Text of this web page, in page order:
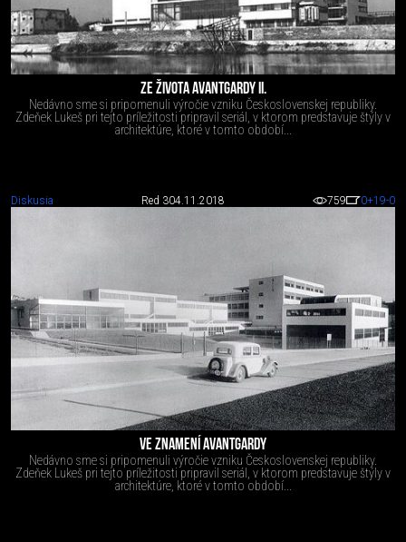
ZE ŽIVOTA AVANTGARDY II.
Nedávno sme si pripomenuli výročie vzniku Československej republiky.
Zdeňek Lukeš pri tejto príležitosti pripravil seriál, v ktorom predstavuje štýly v
architektúre, ktoré v tomto období...
Diskusia Red 304.11.2018 759 0+19-0
VE ZNAMENÍ AVANTGARDY
Nedávno sme si pripomenuli výročie vzniku Československej republiky.
Zdeňek Lukeš pri tejto príležitosti pripravil seriál, v ktorom predstavuje štýly v
architektúre, ktoré v tomto období...